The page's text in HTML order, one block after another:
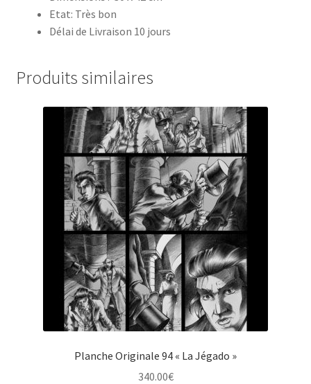
Etat: Très bon
Délai de Livraison 10 jours
Produits similaires
Planche Originale 94 « La Jégado »
340.00€